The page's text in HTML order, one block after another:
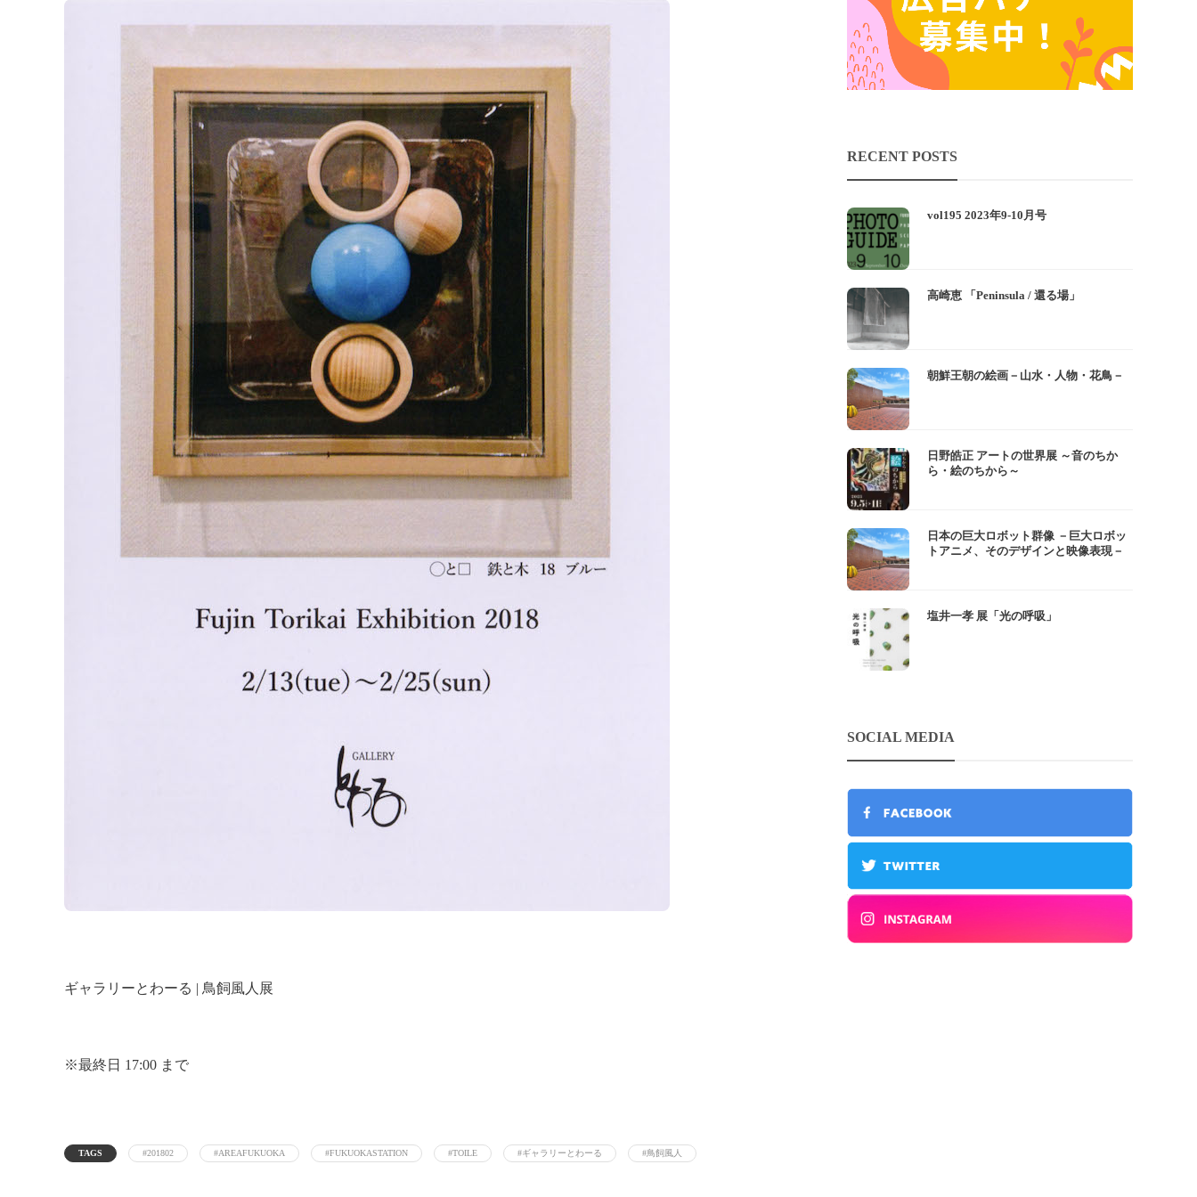
ギャラリーとわーる | 鳥飼風人展
※最終日 17:00 まで
TAGS #201802 #AREAFUKUOKA #FUKUOKASTATION #TOILE #ギャラリーとわーる #鳥飼風人
RECENT POSTS
vol195 2023年9-10月号
高崎恵 「Peninsula / 還る場」
朝鮮王朝の絵画－山水・人物・花鳥－
日野皓正 アートの世界展 ～音のちか
ら・絵のちから～
日本の巨大ロボット群像 －巨大ロボッ
トアニメ、そのデザインと映像表現－
塩井一孝 展「光の呼吸」
SOCIAL MEDIA